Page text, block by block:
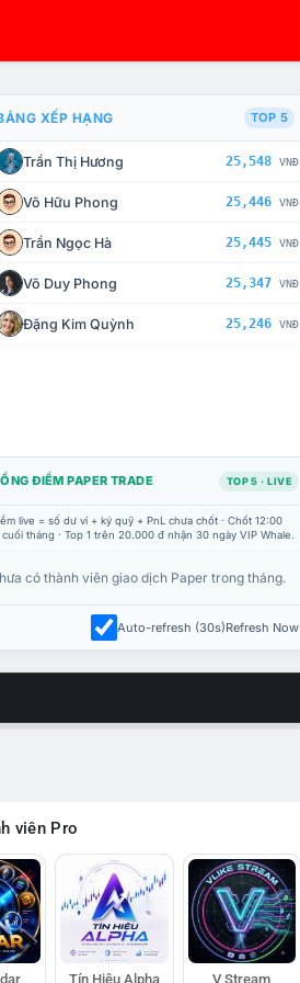
CHẾ TÀI XỬ LÝ VI PHẠM
XẾP HẠNG TOP 5
Trần Thị Hương 25,548 VNĐ
Võ Hữu Phong 25,446 VNĐ
Trần Ngọc Hà 25,445 VNĐ
Võ Duy Phong 25,347 VNĐ
Đặng Kim Quỳnh 25,246 VNĐ
ĐIỂM PAPER TRADE TOP 5 · LIVE
live = số dư ví + ký quỹ + PnL chưa chốt · Chốt 12:00
tháng · Top 1 trên 20.000 đ nhận 30 ngày VIP Whale.
có thành viên giao dịch Paper trong tháng.
Auto-refresh (30s)Refresh Now
viên Pro
Tín Hiệu Alpha V Stream